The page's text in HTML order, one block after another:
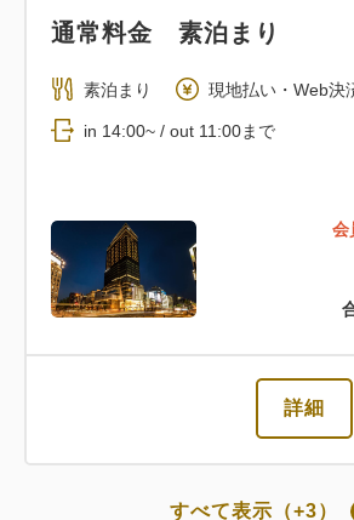
会
通常料金 素泊まり
素泊まり 現地払い・Web決
in 14:00~ / out 11:00まで
詳細
すべて表示（+3）